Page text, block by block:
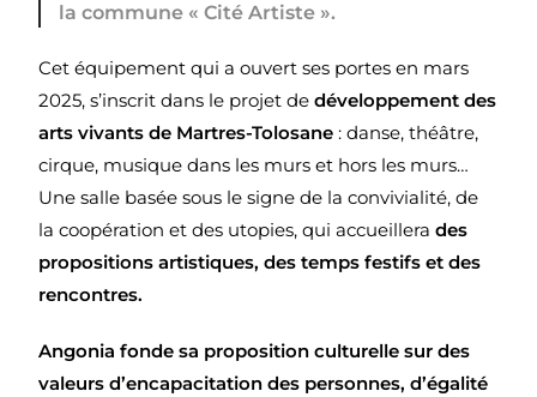
la commune « Cité Artiste ».
Cet équipement qui a ouvert ses portes en mars
2025, s’inscrit dans le projet dedéveloppement des
arts vivants de Martres-Tolosane : danse, théâtre,
cirque, musique dans les murs et hors les murs…
Une salle basée sous le signe de la convivialité, de
la coopération et des utopies, qui accueillerades
propositions artistiques, des temps festifs et des
rencontres.
Angonia fonde sa proposition culturelle sur des
valeurs d’encapacitation des personnes, d’égalité